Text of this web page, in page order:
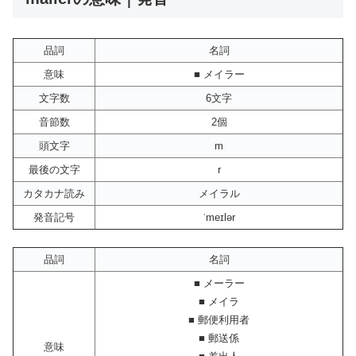
品詞
名詞
意味
■ メイラー
文字数
6文字
音節数
2個
頭文字
m
最後の文字
r
カタカナ読み
メイラル
発音記号
ˈmeɪlər
品詞 名詞
意味
■ メーラー
■ メイラ
■ 郵便利用者
■ 郵送係